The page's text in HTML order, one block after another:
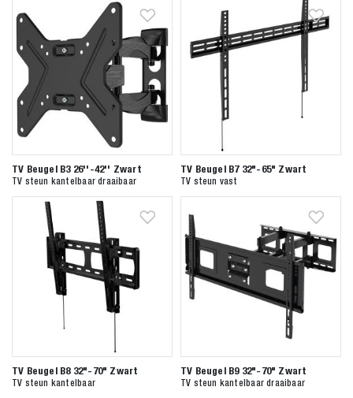
Zoeken naar
Anderen zochten ook
TV Beugel B3 26''-42'' Zwart
TV steun kantelbaar draaibaar
TV Beugel B7 32"-65" Zwart
TV steun vast
TV Beugel B8 32"-70" Zwart
TV steun kantelbaar
TV Beugel B9 32"-70" Zwart
TV steun kantelbaar draaibaar